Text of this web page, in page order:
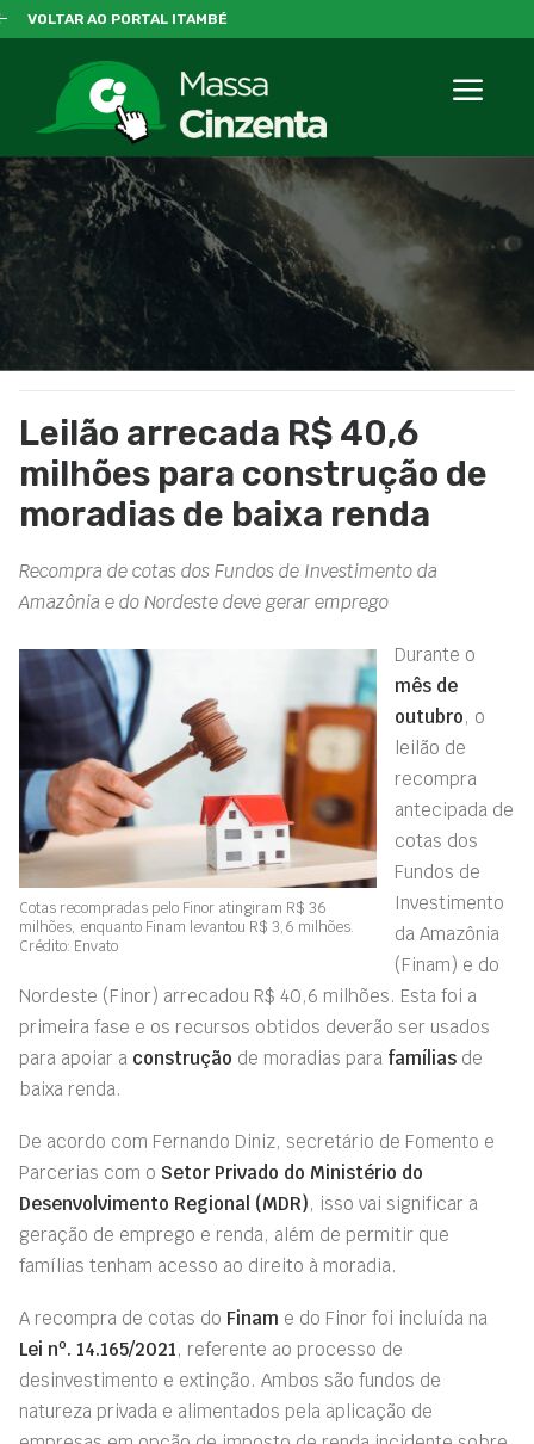
VOLTAR AO PORTAL ITAMBÉ
Leilão arrecada R$ 40,6
milhões para construção de
moradias de baixa renda
Recompra de cotas dos Fundos de Investimento da
Amazônia e do Nordeste deve gerar emprego
Cotas recompradas pelo Finor atingiram R$ 36
milhões, enquanto Finam levantou R$ 3,6 milhões.
Crédito: Envato
Durante o
mês de
outubro, o
leilão de
recompra
antecipada de
cotas dos
Fundos de
Investimento
da Amazônia
(Finam) e do
Nordeste (Finor) arrecadou R$ 40,6 milhões. Esta foi a
primeira fase e os recursos obtidos deverão ser usados
para apoiar a construção de moradias para famílias de
baixa renda.
De acordo com Fernando Diniz, secretário de Fomento e
Parcerias com o Setor Privado do Ministério do
Desenvolvimento Regional (MDR), isso vai significar a
geração de emprego e renda, além de permitir que
famílias tenham acesso ao direito à moradia.
A recompra de cotas do Finam e do Finor foi incluída na
Lei no. 14.165/2021, referente ao processo de
desinvestimento e extinção. Ambos são fundos de
natureza privada e alimentados pela aplicação de